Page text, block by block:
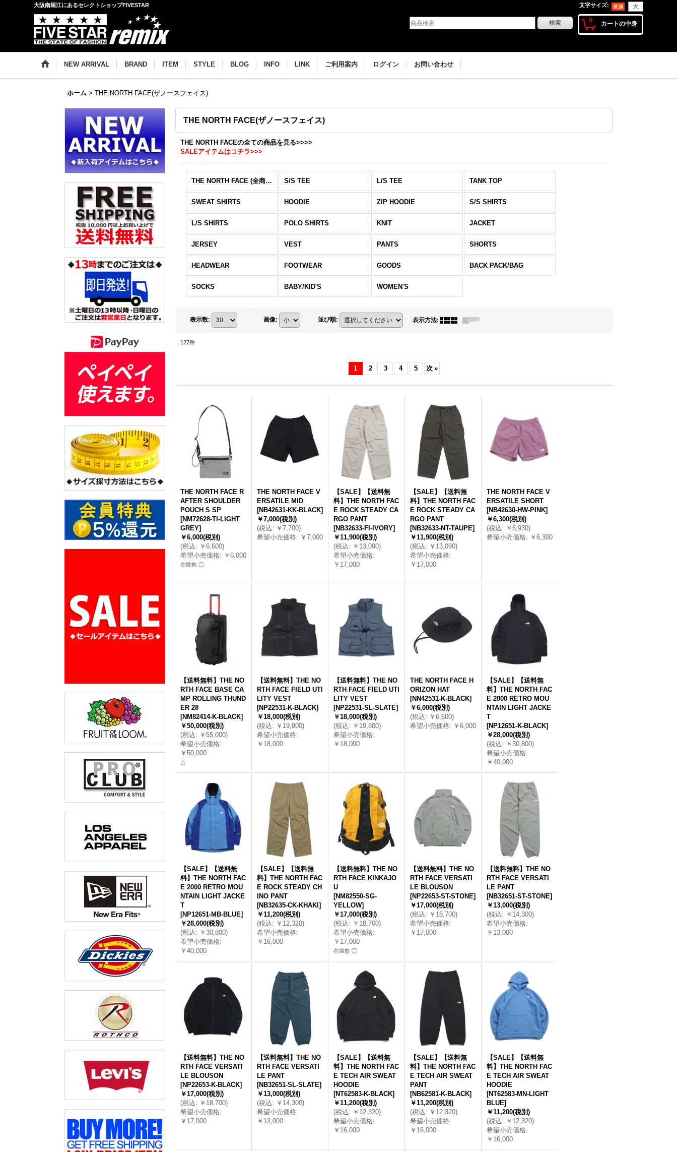
大阪南堀江にあるセレクトショップFIVESTAR 文字サイズ:
0 カートの中身
NEW ARRIVAL BRAND ITEM STYLE BLOG INFO LINK ご利用案内 ログイン お問い合わせ
ホーム > THE NORTH FACE(ザノースフェイス)
THE NORTH FACE(ザノースフェイス)
THE NORTH FACEの全ての商品を見る>>>>
SALEアイテムはコチラ>>>
THE NORTH FACE (全商品) S/S TEE L/S TEE TANK TOP
SWEAT SHIRTS HOODIE ZIP HOODIE S/S SHIRTS
L/S SHIRTS POLO SHIRTS KNIT JACKET
JERSEY VEST PANTS SHORTS
HEADWEAR FOOTWEAR GOODS BACK PACK/BAG
SOCKS BABY/KID'S WOMEN'S
表示数: 画像: 並び順: 表示方法:
127件
1 2 3 4 5 次 »
THE NORTH FACE R
AFTER SHOULDER
POUCH S SP
[NM72628-TI-LIGHT
GREY]
￥6,000(税別)
(税込: ￥6,600)
希望小売価格: ￥6,000
在庫数 ◯
THE NORTH FACE V
ERSATILE MID
[NB42631-KK-BLACK]
￥7,000(税別)
(税込: ￥7,700)
希望小売価格: ￥7,000
【SALE】【送料無
料】THE NORTH FAC
E ROCK STEADY CA
RGO PANT
[NB32633-FI-IVORY]
￥11,900(税別)
(税込: ￥13,090)
希望小売価格:
￥17,000
【SALE】【送料無
料】THE NORTH FAC
E ROCK STEADY CA
RGO PANT
[NB32633-NT-TAUPE]
￥11,900(税別)
(税込: ￥13,090)
希望小売価格:
￥17,000
THE NORTH FACE V
ERSATILE SHORT
[NB42630-HW-PINK]
￥6,300(税別)
(税込: ￥6,930)
希望小売価格: ￥6,300
【送料無料】THE NO
RTH FACE BASE CA
MP ROLLING THUND
ER 28
[NM82414-K-BLACK]
￥50,000(税別)
(税込: ￥55,000)
希望小売価格:
￥50,000
△
【送料無料】THE NO
RTH FACE FIELD UTI
LITY VEST
[NP22531-K-BLACK]
￥18,000(税別)
(税込: ￥19,800)
希望小売価格:
￥18,000
【送料無料】THE NO
RTH FACE FIELD UTI
LITY VEST
[NP22531-SL-SLATE]
￥18,000(税別)
(税込: ￥19,800)
希望小売価格:
￥18,000
THE NORTH FACE H
ORIZON HAT
[NN42531-K-BLACK]
￥6,000(税別)
(税込: ￥6,600)
希望小売価格: ￥6,000
【SALE】【送料無
料】THE NORTH FAC
E 2000 RETRO MOU
NTAIN LIGHT JACKE
T
[NP12651-K-BLACK]
￥28,000(税別)
(税込: ￥30,800)
希望小売価格:
￥40,000
【SALE】【送料無
料】THE NORTH FAC
E 2000 RETRO MOU
NTAIN LIGHT JACKE
T
[NP12651-MB-BLUE]
￥28,000(税別)
(税込: ￥30,800)
希望小売価格:
￥40,000
【SALE】【送料無
料】THE NORTH FAC
E ROCK STEADY CH
INO PANT
[NB32635-CK-KHAKI ]
￥11,200(税別)
(税込: ￥12,320)
希望小売価格:
￥16,000
【送料無料】THE NO
RTH FACE KINKAJO
U
[NM82550-SG-
YELLOW]
￥17,000(税別)
(税込: ￥18,700)
希望小売価格:
￥17,000
在庫数 ◯
【送料無料】THE NO
RTH FACE VERSATI
LE BLOUSON
[NP22653-ST-STONE]
￥17,000(税別)
(税込: ￥18,700)
希望小売価格:
￥17,000
【送料無料】THE NO
RTH FACE VERSATI
LE PANT
[NB32651-ST-STONE]
￥13,000(税別)
(税込: ￥14,300)
希望小売価格:
￥13,000
【送料無料】THE NO
RTH FACE VERSATI
LE BLOUSON
[NP22653-K-BLACK]
￥17,000(税別)
(税込: ￥18,700)
希望小売価格:
￥17,000
【送料無料】THE NO
RTH FACE VERSATI
LE PANT
[NB32651-SL-SLATE]
￥13,000(税別)
(税込: ￥14,300)
希望小売価格:
￥13,000
【SALE】【送料無
料】THE NORTH FAC
E TECH AIR SWEAT
HOODIE
[NT62583-K-BLACK]
￥11,200(税別)
(税込: ￥12,320)
希望小売価格:
￥16,000
【SALE】【送料無
料】THE NORTH FAC
E TECH AIR SWEAT
PANT
[NB62581-K-BLACK]
￥11,200(税別)
(税込: ￥12,320)
希望小売価格:
￥16,000
【SALE】【送料無
料】THE NORTH FAC
E TECH AIR SWEAT
HOODIE
[NT62583-MN-LIGHT
BLUE]
￥11,200(税別)
(税込: ￥12,320)
希望小売価格:
￥16,000